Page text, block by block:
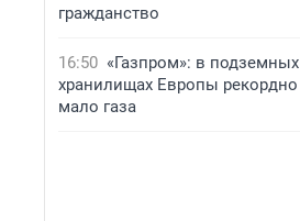
гражданство
16:50 «Газпром»: в подземных
хранилищах Европы рекордно
мало газа